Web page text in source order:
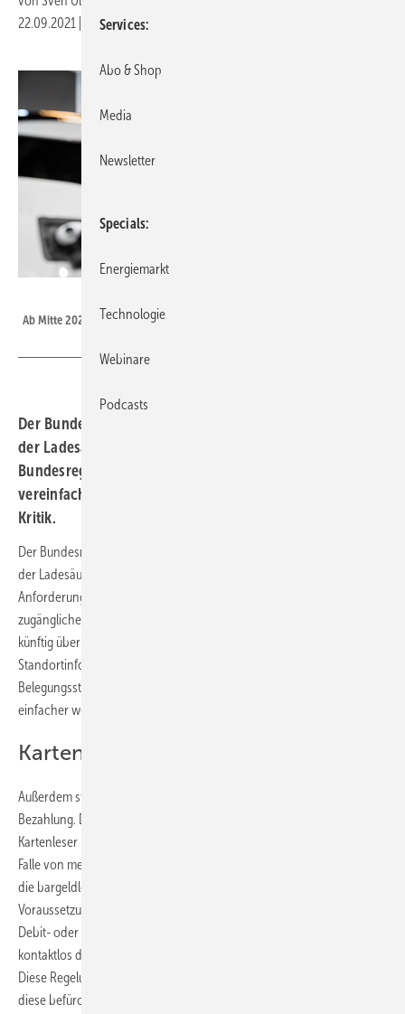
22.09.2021
Druckvorschau
Ab Mitte 2023 müssen alle Ladesäulen einen Kartenleser mitbringen.
Der Bundesrat hat dem Regierungsvorschlag zur Novelle
der Ladesäulenverordnung zugestimmt. Damit will die
Bundesregierung spontanes Laden von Elektroautos
vereinfachen. Aus der Energiewirtschaft stößt dies auf
Kritik.
Der Bundesrat hat dem Vorschlag der Bundesregierung zur Änderung
der Ladesäulenverordnung zugestimmt. Damit steigen in Zukunft die
Anforderungen an die Betreiber und Errichter der öffentlich
zugänglichen Ladeinfrastruktur. Denn neue Ladepunkte müssen
künftig über eine Schnittstelle verfügen, über die
Standortinformationen und dynamische Daten wie etwa der
Belegungsstatus übermittelt werden. Dadurch soll es für Kunden
einfacher werden, eine freie Ladesäule in der Umgebung zu finden.
Kartenleser werden Pflicht
Außerdem steigen die Anforderungen an die Möglichkeiten zur
Bezahlung. Denn künftig müssen die neu gebauten Ladesäulen einen
Kartenleser haben. Alternativ kann der Betreiber der Ladesäulen – im
Falle von mehreren Ladepunkten an einem Ort – auch ein System für
die bargeldlose Zahlung in unmittelbarer Nähe einrichten.
Voraussetzung ist immer, dass die Kunden immer mit einer gängigen
Debit- oder Kreditkarte zahlen können. Immerhin reicht es, wenn dies
kontaktlos durch Vorhalten der Karte funktioniert.
Diese Regelung stößt in der Energiewirtschaft auf heftige Kritik. Denn
diese befürchtet, dass die Kosten für die Ladeinfrastruktur durch den
Services
Abo & Shop
Media
Newsletter
Specials
Energiemarkt
Technologie
Webinare
Podcasts